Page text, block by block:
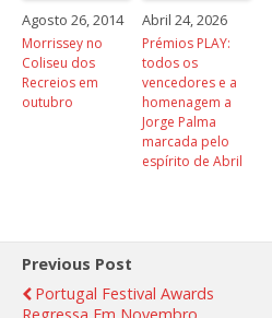
Agosto 26, 2014
Morrissey no
Coliseu dos
Recreios em
outubro
Abril 24, 2026
Prémios PLAY:
todos os
vencedores e a
homenagem a
Jorge Palma
marcada pelo
espírito de Abril
Previous Post
Portugal Festival Awards